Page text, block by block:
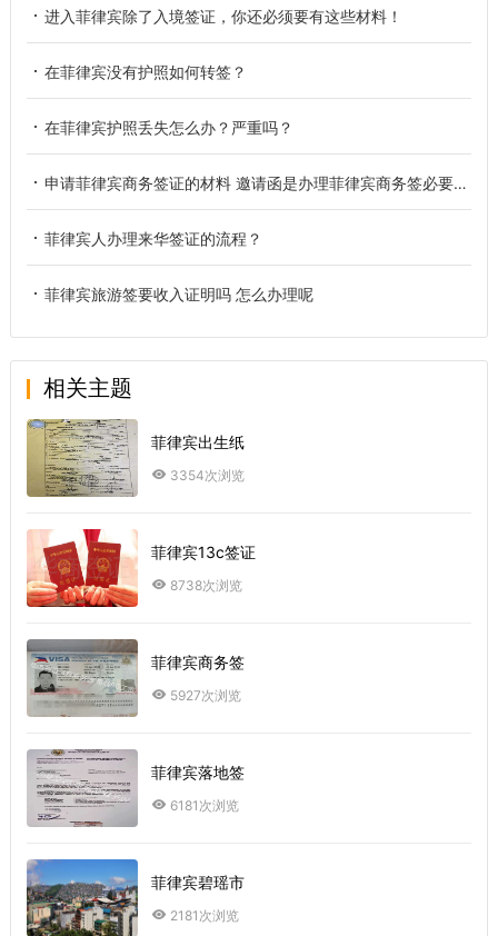
进入菲律宾除了入境签证，你还必须要有这些材料！
在菲律宾没有护照如何转签？
在菲律宾护照丢失怎么办？严重吗？
申请菲律宾商务签证的材料 邀请函是办理菲律宾商务签必要材料吗
菲律宾人办理来华签证的流程？
菲律宾旅游签要收入证明吗 怎么办理呢
相关主题
菲律宾出生纸
3354次浏览
菲律宾13c签证
8738次浏览
菲律宾商务签
5927次浏览
菲律宾落地签
6181次浏览
菲律宾碧瑶市
2181次浏览